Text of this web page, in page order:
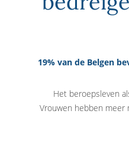
19% van de Belgen
Het beroepsleven
Vrouwen hebben meer